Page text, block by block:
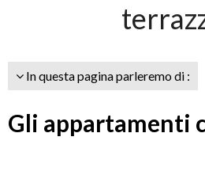
In questa pagina parleremo di :
Gli appartamenti